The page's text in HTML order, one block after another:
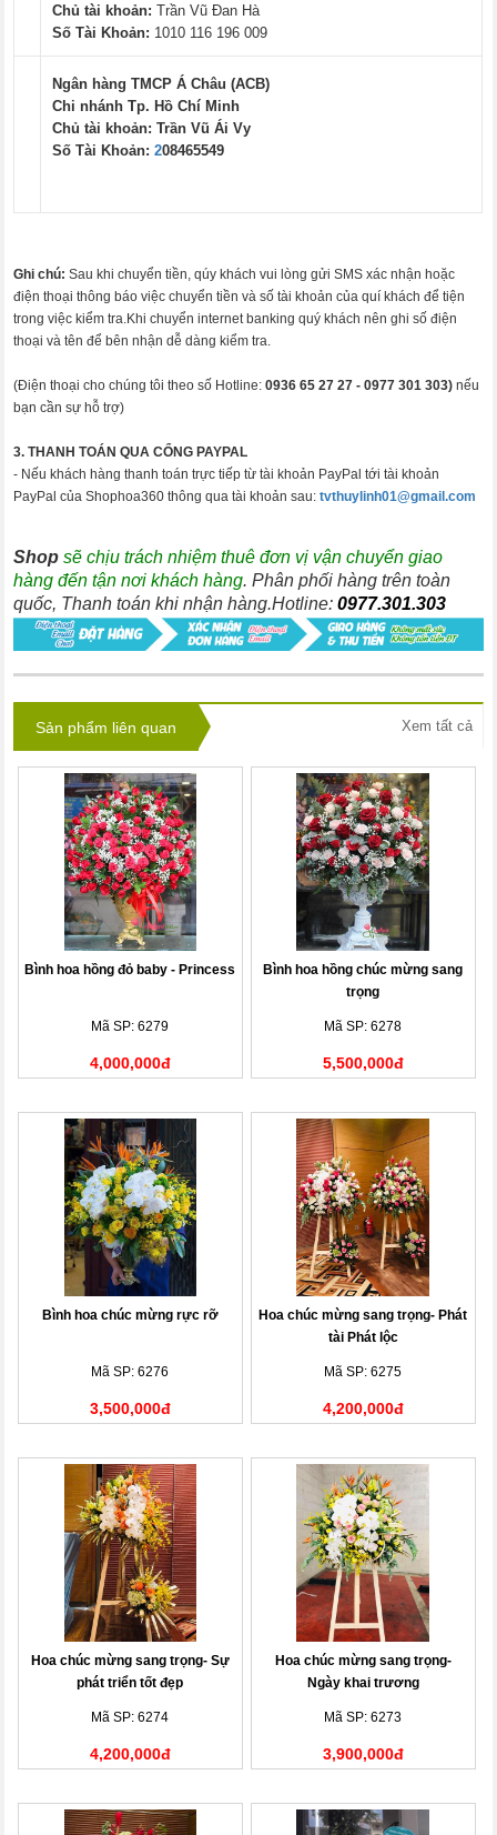
Chủ tài khoản: Trần Vũ Đan Hà
Số Tài Khoản: 1010 116 196 009
Ngân hàng TMCP Á Châu (ACB)
Chi nhánh Tp. Hồ Chí Minh
Chủ tài khoản: Trần Vũ Ái Vy
Số Tài Khoản: 208465549
Ghi chú: Sau khi chuyển tiền, qúy khách vui lòng gửi SMS xác nhận hoặc
điện thoại thông báo việc chuyển tiền và số tài khoản của quí khách để tiện
trong việc kiểm tra.Khi chuyển internet banking quý khách nên ghi số điện
thoại và tên để bên nhận dễ dàng kiểm tra.
(Điện thoại cho chúng tôi theo số Hotline:0936 65 27 27 -0977 301 303) nếu
bạn cần sự hỗ trợ)
3. THANH TOÁN QUA CỔNG PAYPAL
- Nếu khách hàng thanh toán trực tiếp từ tài khoản PayPal tới tài khoản
PayPal của Shophoa360 thông qua tài khoản sau:tvthuylinh01@gmail.com
Shop sẽ chịu trách nhiệm thuê đơn vị vận chuyển giao
hàng đến tận nơi khách hàng. Phân phối hàng trên toàn
quốc, Thanh toán khi nhận hàng.Hotline:0977.301.303
Sản phẩm liên quan Xem tất cả
Bình hoa hồng đỏ baby - Princess
Mã SP: 6279
4,000,000đ
Bình hoa hồng chúc mừng sang
trọng
Mã SP: 6278
5,500,000đ
Bình hoa chúc mừng rực rỡ
Mã SP: 6276
3,500,000đ
Hoa chúc mừng sang trọng- Phát
tài Phát lộc
Mã SP: 6275
4,200,000đ
Hoa chúc mừng sang trọng- Sự
phát triển tốt đẹp
Mã SP: 6274
4,200,000đ
Hoa chúc mừng sang trọng-
Ngày khai trương
Mã SP: 6273
3,900,000đ